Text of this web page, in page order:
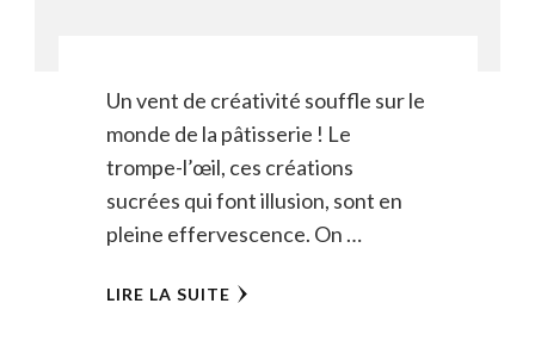
Un vent de créativité souffle sur le
monde de la pâtisserie ! Le
trompe-l’œil, ces créations
sucrées qui font illusion, sont en
pleine effervescence. On …
LIRE LA SUITE